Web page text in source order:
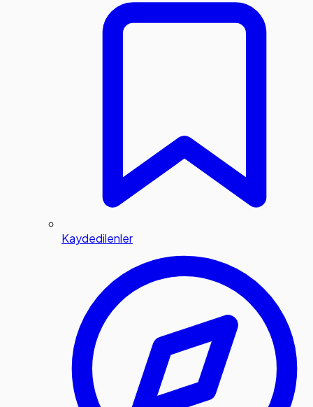
Kaydedilenler